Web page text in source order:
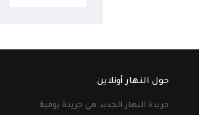
حول النهار أونلاين
جريدة النهار الجديد هي جريدة يومية